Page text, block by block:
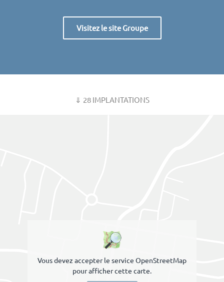
Visitez le site Groupe
⇓ 28 IMPLANTATIONS
Vous devez accepter le service OpenStreetMap
pour afficher cette carte.